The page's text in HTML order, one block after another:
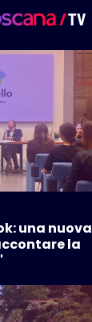
una nuova
la